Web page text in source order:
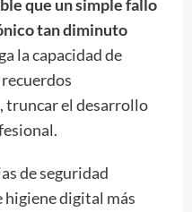
que un simple fallo
tan diminuto
la capacidad de
truncar el desarrollo
de seguridad
higiene digital más